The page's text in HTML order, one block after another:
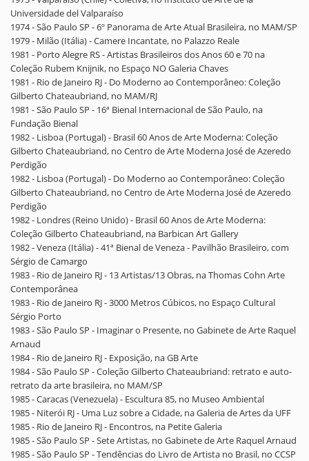
Universidade del Valparaíso
1974 - São Paulo SP - 6º Panorama de Arte Atual Brasileira, no MAM/SP
1979 - Milão (Itália) - Camere Incantate, no Palazzo Reale
1981 - Porto Alegre RS - Artistas Brasileiros dos Anos 60 e 70 na
Coleção Rubem Knijnik, no Espaço NO Galeria Chaves
1981 - Rio de Janeiro RJ - Do Moderno ao Contemporâneo: Coleção
Gilberto Chateaubriand, no MAM/RJ
1981 - São Paulo SP - 16ª Bienal Internacional de São Paulo, na
Fundação Bienal
1982 - Lisboa (Portugal) - Brasil 60 Anos de Arte Moderna: Coleção
Gilberto Chateaubriand, no Centro de Arte Moderna José de Azeredo
Perdigão
1982 - Lisboa (Portugal) - Do Moderno ao Contemporâneo: Coleção
Gilberto Chateaubriand, no Centro de Arte Moderna José de Azeredo
Perdigão
1982 - Londres (Reino Unido) - Brasil 60 Anos de Arte Moderna:
Coleção Gilberto Chateaubriand, na Barbican Art Gallery
1982 - Veneza (Itália) - 41ª Bienal de Veneza - Pavilhão Brasileiro, com
Sérgio de Camargo
1983 - Rio de Janeiro RJ - 13 Artistas/13 Obras, na Thomas Cohn Arte
Contemporânea
1983 - Rio de Janeiro RJ - 3000 Metros Cúbicos, no Espaço Cultural
Sérgio Porto
1983 - São Paulo SP - Imaginar o Presente, no Gabinete de Arte Raquel
Arnaud
1984 - Rio de Janeiro RJ - Exposição, na GB Arte
1984 - São Paulo SP - Coleção Gilberto Chateaubriand: retrato e auto-
retrato da arte brasileira, no MAM/SP
1985 - Caracas (Venezuela) - Escultura 85, no Museo Ambiental
1985 - Niterói RJ - Uma Luz sobre a Cidade, na Galeria de Artes da UFF
1985 - Rio de Janeiro RJ - Encontros, na Petite Galeria
1985 - São Paulo SP - Sete Artistas, no Gabinete de Arte Raquel Arnaud
1985 - São Paulo SP - Tendências do Livro de Artista no Brasil, no CCSP